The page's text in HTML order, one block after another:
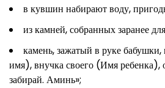
в кувшин набирают воду,
из камней, собранных заранее
камень, зажатый в руке
имя), внучка своего (Имя ребенка),
забирай. Аминь»;